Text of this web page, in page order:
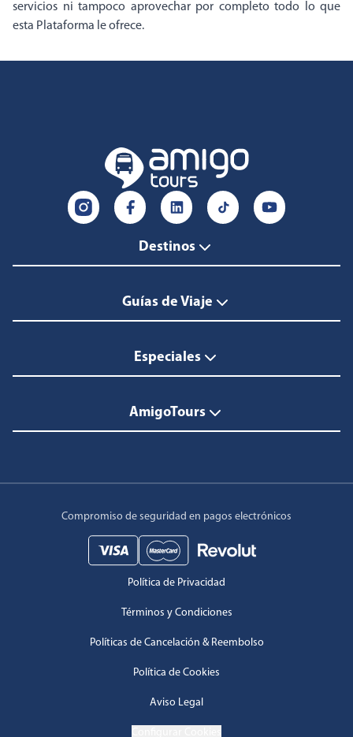
servicios ni tampoco aprovechar por completo todo lo que
esta Plataforma le ofrece.
Destinos
Guías de Viaje
Especiales
AmigoTours
Compromiso de seguridad en pagos electrónicos
Política de Privacidad
Términos y Condiciones
Políticas de Cancelación & Reembolso
Política de Cookies
Aviso Legal